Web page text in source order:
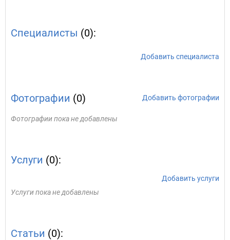
Специалисты (0):
Добавить специалиста
Фотографии (0) Добавить фотографии
Фотографии пока не добавлены
Услуги (0):
Добавить услуги
Услуги пока не добавлены
Статьи (0):